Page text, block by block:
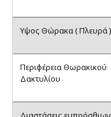
Υψος Θώρακα ( Πλευρά )
Περιφέρεια Θωρακικού
Δακτυλίου